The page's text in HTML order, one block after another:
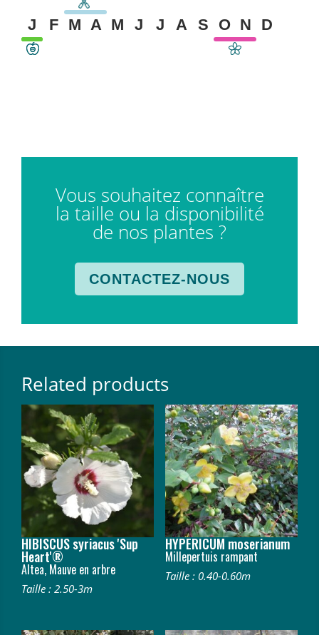
J F M A M J J A S O N D
Vous souhaitez connaître
la taille ou la disponibilité
de nos plantes ?
CONTACTEZ-NOUS
Related products
HIBISCUS syriacus 'Sup
Heart'®
Altea, Mauve en arbre
Taille : 2.50-3m
HYPERICUM moserianum
Millepertuis rampant
Taille : 0.40-0.60m